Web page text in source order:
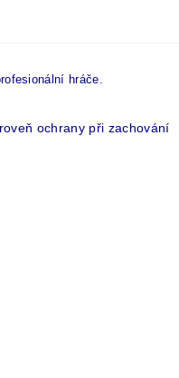
hráče.
ochrany při zachování